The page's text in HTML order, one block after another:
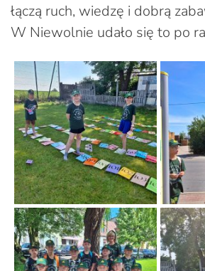
łączą ruch, wiedzę i dobrą
W Niewolnie udało się to po